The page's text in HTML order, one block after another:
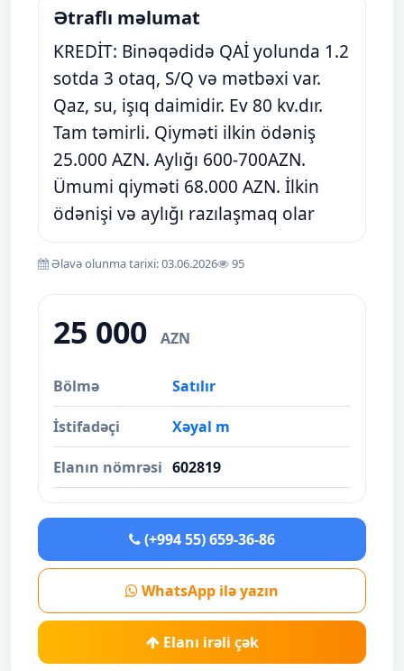
Ətraflı məlumat
KREDİT: Binəqədidə QAİ yolunda 1.2
sotda 3 otaq, S/Q və mətbəxi var.
Qaz, su, işıq daimidir. Ev 80 kv.dır.
Tam təmirli. Qiyməti ilkin ödəniş
25.000 AZN. Aylığı 600-700AZN.
Ümumi qiyməti 68.000 AZN. İlkin
ödənişi və aylığı razılaşmaq olar
Əlavə olunma tarixi: 03.06.2026 95
25 000 AZN
Bölmə Satılır
İstifadəçi Xəyal m
Elanın nömrəsi 602819
(+994 55) 659-36-86
WhatsApp ilə yazın
Elanı irəli çək